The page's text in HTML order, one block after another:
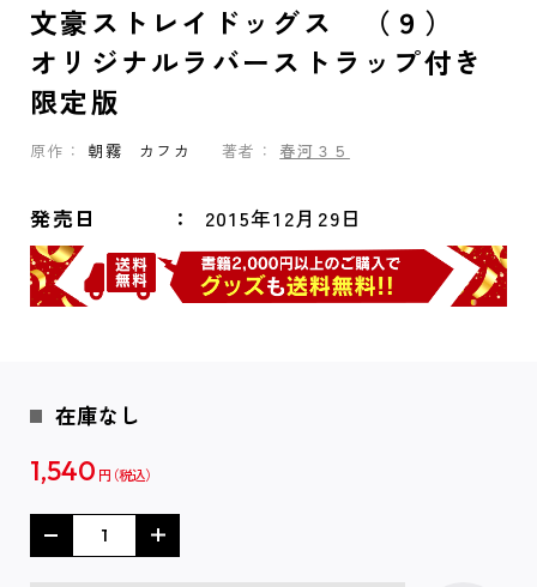
文豪ストレイドッグス （９）
オリジナルラバーストラップ付き
限定版
原作： 朝霧 カフカ 著者： 春河３５
発売日 2015年12月29日
在庫なし
1,540 円